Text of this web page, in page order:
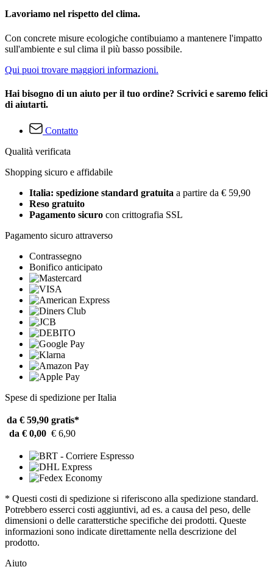
Lavoriamo nel rispetto del clima.
Con concrete misure ecologiche contibuiamo a mantenere l'impatto
sull'ambiente e sul clima il più basso possibile.
Qui puoi trovare maggiori informazioni.
Hai bisogno di un aiuto per il tuo ordine? Scrivici e saremo felici
di aiutarti.
Contatto
Qualità verificata
Shopping sicuro e affidabile
Italia: spedizione standard gratuita a partire da € 59,90
Reso gratuito
Pagamento sicuro con crittografia SSL
Pagamento sicuro attraverso
Contrassegno
Bonifico anticipato
Spese di spedizione per Italia
da € 59,90 gratis*
da € 0,00 € 6,90
* Questi costi di spedizione si riferiscono alla spedizione standard.
Potrebbero esserci costi aggiuntivi, ad es. a causa del peso, delle
dimensioni o delle caratterstiche specifiche dei prodotti. Queste
informazioni sono indicate direttamente nella descrizione del
prodotto.
Aiuto